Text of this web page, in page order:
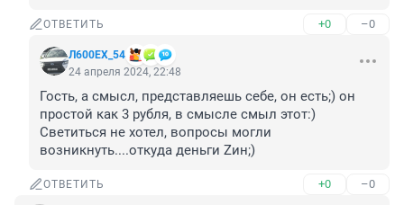
ОТВЕТИТЬ +0 –0
Л600EХ_54
24 апреля 2024, 22:48
Гость, а смысл, представляешь себе, он есть;) он
простой как 3 рубля, в смысле смыл этот:)
Светиться не хотел, вопросы могли
возникнуть....откуда деньги Zин;)
ОТВЕТИТЬ +0 –0